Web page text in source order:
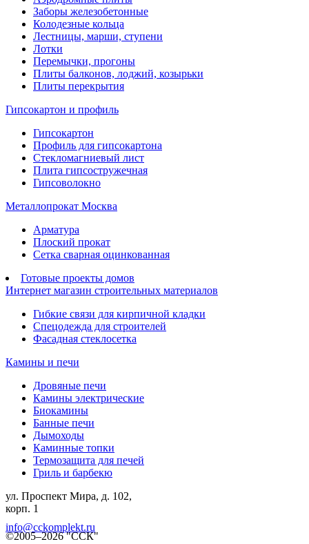
Заборы железобетонные
Колодезные кольца
Лестницы, марши, ступени
Лотки
Перемычки, прогоны
Плиты балконов, лоджий, козырьки
Плиты перекрытия
Гипсокартон и профиль
Гипсокартон
Профиль для гипсокартона
Стекломагниевый лист
Плита гипсостружечная
Гипсоволокно
Металлопрокат Москва
Арматура
Плоский прокат
Сетка сварная оцинкованная
Готовые проекты домов
Интернет магазин строительных материалов
Гибкие связи для кирпичной кладки
Спецодежда для строителей
Фасадная стеклосетка
Камины и печи
Дровяные печи
Камины электрические
Биокамины
Банные печи
Дымоходы
Каминные топки
Термозащита для печей
Гриль и барбекю
ул. Проспект Мира, д. 102,
корп. 1
info@cckomplekt.ru
©2005–2026 "ССК"